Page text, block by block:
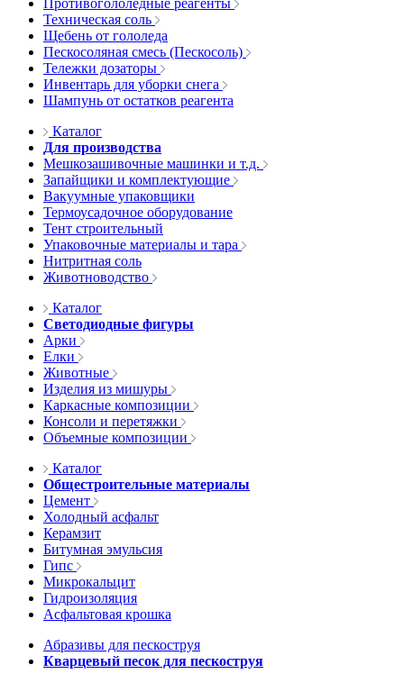
Противогололедные реагенты
Техническая соль
Щебень от гололеда
Пескосоляная смесь (Пескосоль)
Тележки дозаторы
Инвентарь для уборки снега
Шампунь от остатков реагента
Каталог
Для производства
Мешкозашивочные машинки и т.д.
Запайщики и комплектующие
Вакуумные упаковщики
Термоусадочное оборудование
Тент строительный
Упаковочные материалы и тара
Нитритная соль
Животноводство
Каталог
Светодиодные фигуры
Арки
Елки
Животные
Изделия из мишуры
Каркасные композиции
Консоли и перетяжки
Объемные композиции
Каталог
Общестроительные материалы
Цемент
Холодный асфальт
Керамзит
Битумная эмульсия
Гипс
Микрокальцит
Гидроизоляция
Асфальтовая крошка
Абразивы для пескоструя
Кварцевый песок для пескоструя